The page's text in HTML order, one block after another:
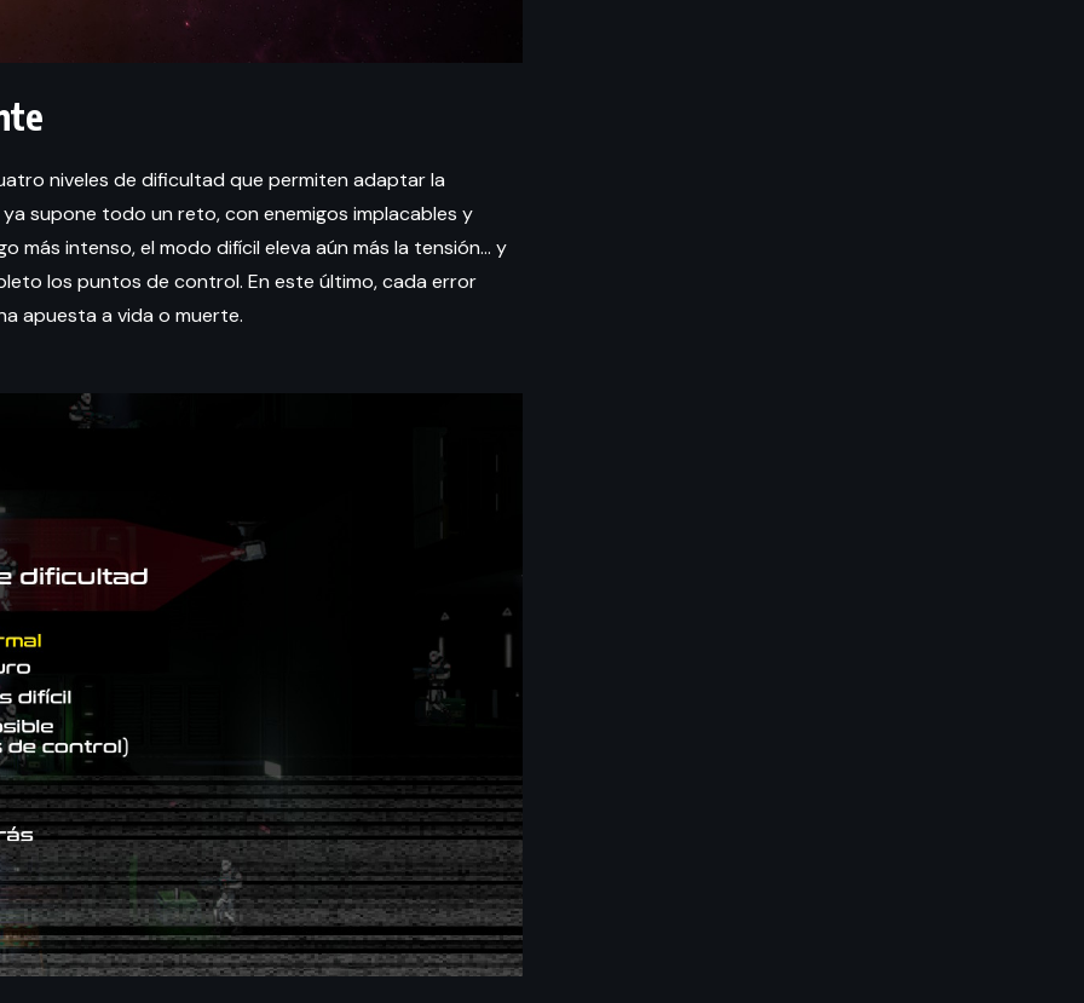
niveles de dificultad que permiten adaptar la
supone todo un reto, con enemigos implacables y
más intenso, el modo difícil eleva aún más la tensión… y
los puntos de control. En este último, cada error
apuesta a vida o muerte.